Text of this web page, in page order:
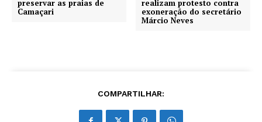
preservar as praias de
Camaçari
realizam protesto contra
exoneração do secretário
Márcio Neves
COMPARTILHAR: